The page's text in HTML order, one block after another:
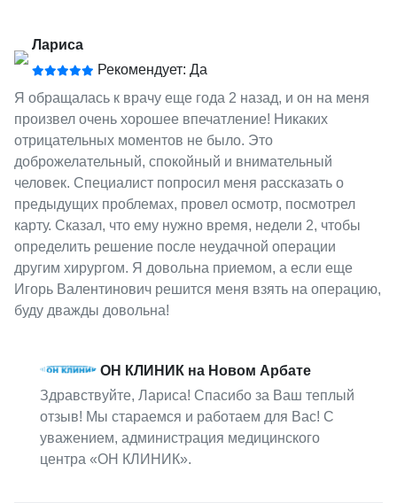
Лариса
Рекомендует: Да
Я обращалась к врачу еще года 2 назад, и он на меня
произвел очень хорошее впечатление! Никаких
отрицательных моментов не было. Это
доброжелательный, спокойный и внимательный
человек. Специалист попросил меня рассказать о
предыдущих проблемах, провел осмотр, посмотрел
карту. Сказал, что ему нужно время, недели 2, чтобы
определить решение после неудачной операции
другим хирургом. Я довольна приемом, а если еще
Игорь Валентинович решится меня взять на операцию,
буду дважды довольна!
ОН КЛИНИК на Новом Арбате
Здравствуйте, Лариса! Спасибо за Ваш теплый
отзыв! Мы стараемся и работаем для Вас! С
уважением, администрация медицинского
центра «ОН КЛИНИК».